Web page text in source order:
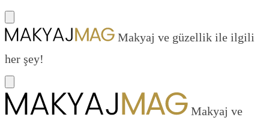
Makyaj ve güzellik ile ilgili
her şey!
Makyaj ve